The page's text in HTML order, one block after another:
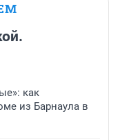
как
из Барнаула в